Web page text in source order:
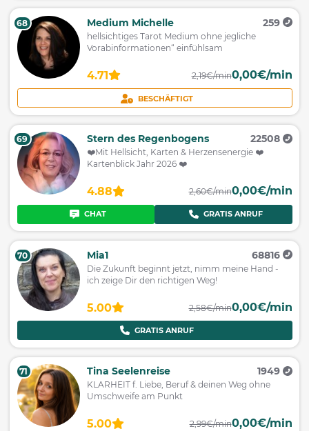
68 Medium Michelle 259
hellsichtiges Tarot Medium ohne jegliche
Vorabinformationen“ einfühlsam
4.71 2,19€/min0,00€/min
BESCHÄFTIGT
69 Stern des Regenbogens 22508
❤️Mit Hellsicht, Karten & Herzensenergie ❤️
Kartenblick Jahr 2026 ❤️
4.88 2,60€/min0,00€/min
CHAT GRATIS ANRUF
70 Mia1 68816
Die Zukunft beginnt jetzt, nimm meine Hand -
ich zeige Dir den richtigen Weg!
5.00 2,58€/min0,00€/min
GRATIS ANRUF
71 Tina Seelenreise 1949
KLARHEIT f. Liebe, Beruf & deinen Weg ohne
Umschweife am Punkt
5.00 2,99€/min0,00€/min